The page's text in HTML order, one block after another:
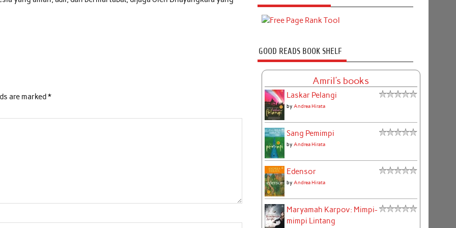
are marked*
GOOD READS BOOK SHELF
Amril's books
Laskar Pelangi
by Andrea Hirata
Sang Pemimpi
by Andrea Hirata
Edensor
by Andrea Hirata
Maryamah Karpov: Mimpi-
mimpi Lintang